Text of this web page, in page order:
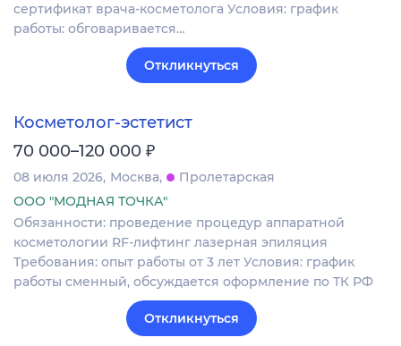
сертификат врача-косметолога Условия: график
работы: обговаривается…
Откликнуться
Косметолог-эстетист
70 000–120 000 ₽
08 июля 2026 Москва
Пролетарская
ООО "МОДНАЯ ТОЧКА"
Обязанности: проведение процедур аппаратной
косметологии RF-лифтинг лазерная эпиляция
Требования: опыт работы от 3 лет Условия: график
работы сменный, обсуждается оформление по ТК РФ
Откликнуться